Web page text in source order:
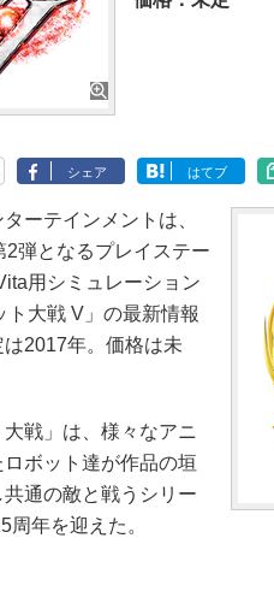
シェア はてブ
ーテインメントは、
2弾となるプレイステー
用シミュレーション
ト大戦 V」の最新情報
2017年。価格は未
戦」は、様々なアニ
ボット達が作品の垣
通の敵と戦うシリー
周年を迎えた。